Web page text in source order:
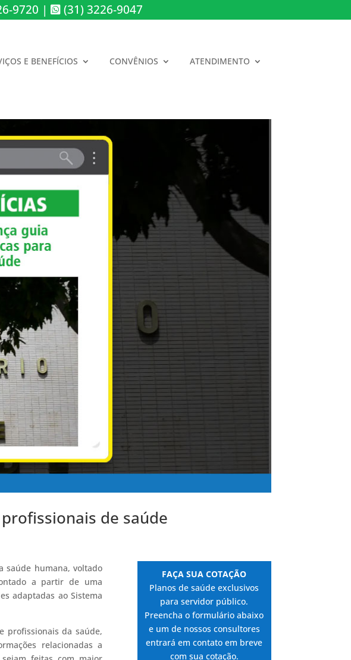
9720 | (31) 3226-9047
E BENEFÍCIOS CONVÊNIOS ATENDIMENTO
de saúde
saúde humana, voltado
a partir de uma
adaptadas ao Sistema
profissionais da saúde,
relacionadas a
FAÇA SUA COTAÇÃO
Planos de saúde exclusivos
para servidor público.
Preencha o formulário abaixo
e um de nossos consultores
entrará em contato em breve
com sua cotação.